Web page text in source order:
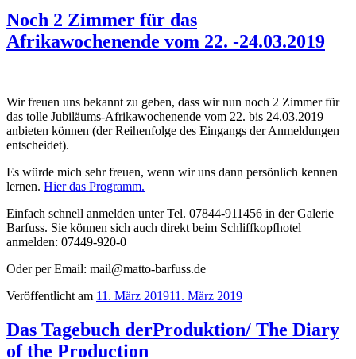
Noch 2 Zimmer für das
Afrikawochenende vom 22. -24.03.2019
Wir freuen uns bekannt zu geben, dass wir nun noch 2 Zimmer für
das tolle Jubiläums-Afrikawochenende vom 22. bis 24.03.2019
anbieten können (der Reihenfolge des Eingangs der Anmeldungen
entscheidet).
Es würde mich sehr freuen, wenn wir uns dann persönlich kennen
lernen. Hier das Programm.
Einfach schnell anmelden unter Tel. 07844-911456 in der Galerie
Barfuss. Sie können sich auch direkt beim Schliffkopfhotel
anmelden: 07449-920-0
Oder per Email: mail@matto-barfuss.de
Veröffentlicht am 11. März 201911. März 2019
Das Tagebuch derProduktion/ The Diary
of the Production